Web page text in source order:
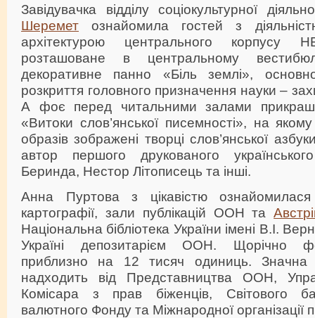
Завідувачка відділу соціокультурної
Шеремет ознайомила гостей з
архітектурою центрального корпусу
розташоване в центральному
декоративне панно «Біль землі»,
розкриття головного призначення науки –
А фоє перед читальними залами
«Витоки слов’янської писемності», на
образів зображені творці слов’янської
автор першого друкованого
Беринда, Нестор Літописець та інші.
Анна Пуртова з цікавістю
картографії, зали публікацій ООН та
Національна бібліотека України імені В.І.
Україні депозитарієм ООН. Щорічно
приблизно на 12 тисяч одиниць. Значна
надходить від Представництва ООН,
Комісара з прав біженців, Світового
валютного Фонду та Міжнародної організації